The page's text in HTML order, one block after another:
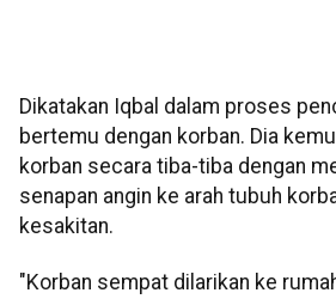
Dikatakan Iqbal dalam proses
bertemu dengan korban. Dia
korban secara tiba-tiba dengan
senapan angin ke arah tubuh
kesakitan.
"Korban sempat dilarikan ke